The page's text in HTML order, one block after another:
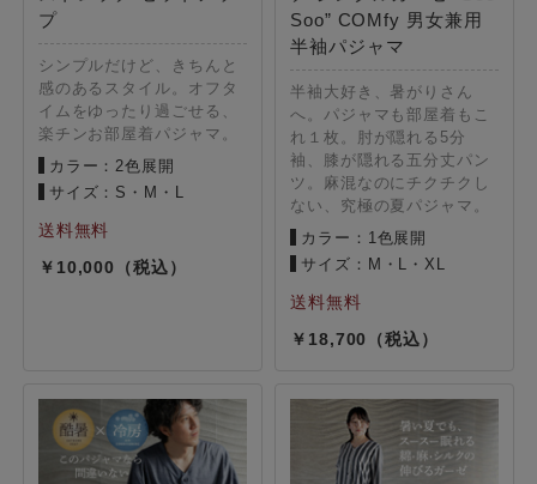
プ
シンプルだけど、きちんと
感のあるスタイル。オフタ
イムをゆったり過ごせる、
楽チンお部屋着パジャマ。
カラー：2色展開
サイズ：S・M・L
10,000
Soo” COMfy 男女兼用
半袖パジャマ
半袖大好き、暑がりさん
へ。パジャマも部屋着もこ
れ１枚。肘が隠れる5分
袖、膝が隠れる五分丈パン
ツ。麻混なのにチクチクし
ない、究極の夏パジャマ。
カラー：1色展開
サイズ：M・L・XL
18,700